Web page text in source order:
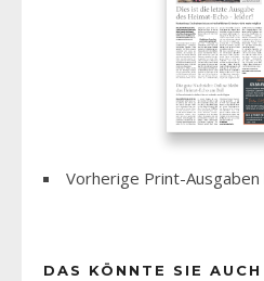
Vorherige Print-Ausgaben
DAS KÖNNTE SIE